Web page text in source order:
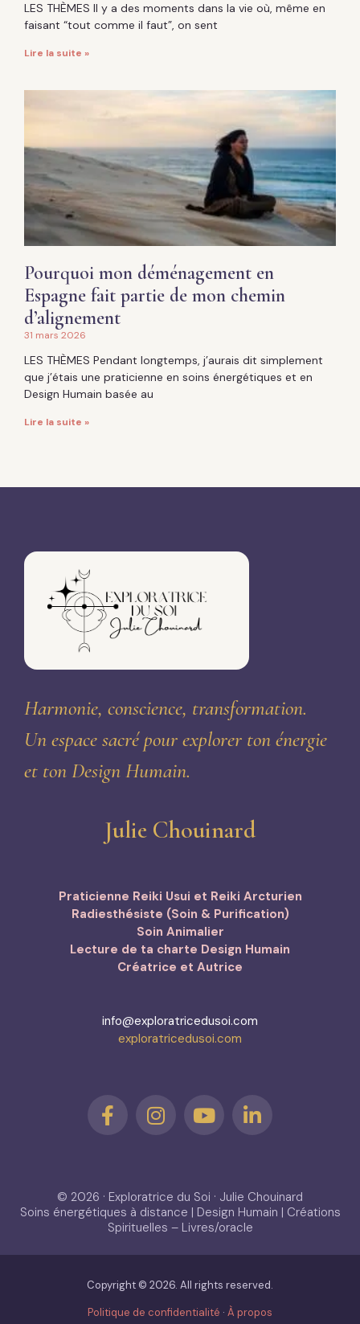
LES THÈMES Il y a des moments dans la vie où, même en
faisant “tout comme il faut”, on sent
Lire la suite »
Pourquoi mon déménagement en
Espagne fait partie de mon chemin
d’alignement
31 mars 2026
LES THÈMES Pendant longtemps, j’aurais dit simplement
que j’étais une praticienne en soins énergétiques et en
Design Humain basée au
Lire la suite »
Harmonie, conscience, transformation.
Un espace sacré pour explorer ton énergie
et ton Design Humain.
Julie Chouinard
Praticienne Reiki Usui et Reiki Arcturien
Radiesthésiste (Soin & Purification)
Soin Animalier
Lecture de ta charte Design Humain
Créatrice et Autrice
info@exploratricedusoi.com
exploratricedusoi.com
© 2026 · Exploratrice du Soi · Julie Chouinard
Soins énergétiques à distance | Design Humain | Créations
Spirituelles – Livres/oracle
Copyright © 2026. All rights reserved.
Politique de confidentialité · À propos